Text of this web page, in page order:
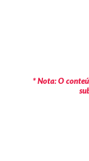
* Nota: O